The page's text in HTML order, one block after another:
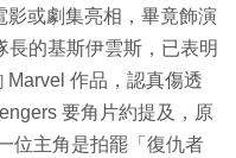
影或劇集亮相，畢竟飾演
長的基斯伊雲斯，已表明
Marvel 作品，認真傷透
要角片約提及，原
位主角是拍罷「復仇者